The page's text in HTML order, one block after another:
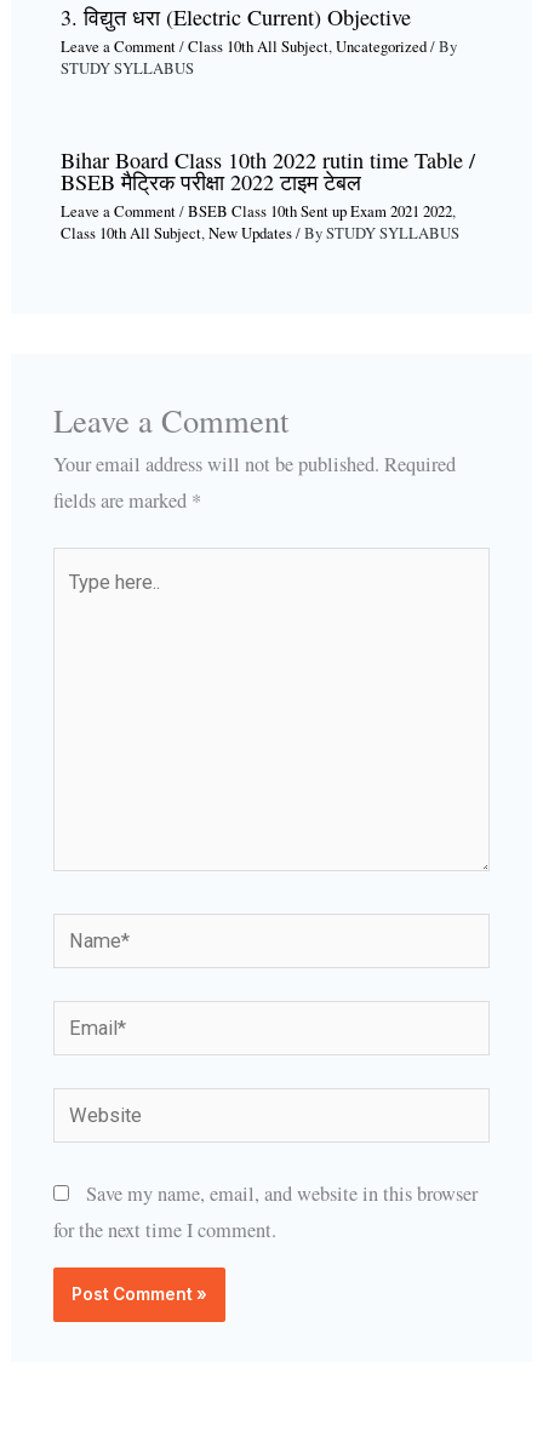
3. विद्युत धरा (Electric Current) Objective
Leave a Comment/Class 10th All Subject,Uncategorized/ By
STUDY SYLLABUS
Bihar Board Class 10th 2022 rutin time Table /
BSEB मैट्रिक परीक्षा 2022 टाइम टेबल
Leave a Comment/BSEB Class 10th Sent up Exam 2021 2022,
Class 10th All Subject,New Updates/ BySTUDY SYLLABUS
Leave a Comment
Your email address will not be published. Required
fields are marked *
here..
Name*
Email*
Website
Save my name, email, and website in this browser
for the next time I comment.